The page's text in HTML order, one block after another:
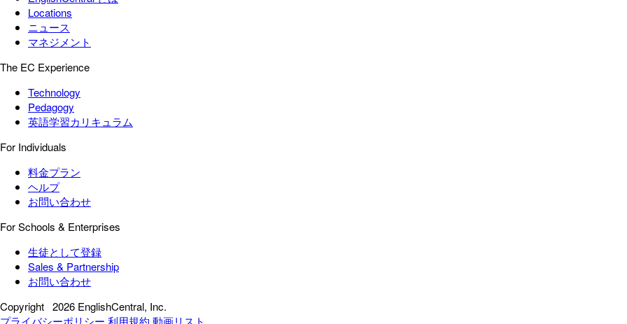
Locations
ニュース
マネジメント
The EC Experience
Technology
Pedagogy
英語学習カリキュラム
For Individuals
料金プラン
ヘルプ
お問い合わせ
For Schools & Enterprises
生徒として登録
Sales & Partnership
お問い合わせ
Copyright 2026 EnglishCentral, Inc.